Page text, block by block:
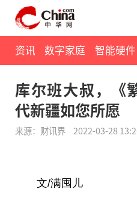
资讯 数字家庭 智能硬件
库尔班大叔，《
代新疆如您所愿
来源：财讯界 2022-03-28
文/满囤儿